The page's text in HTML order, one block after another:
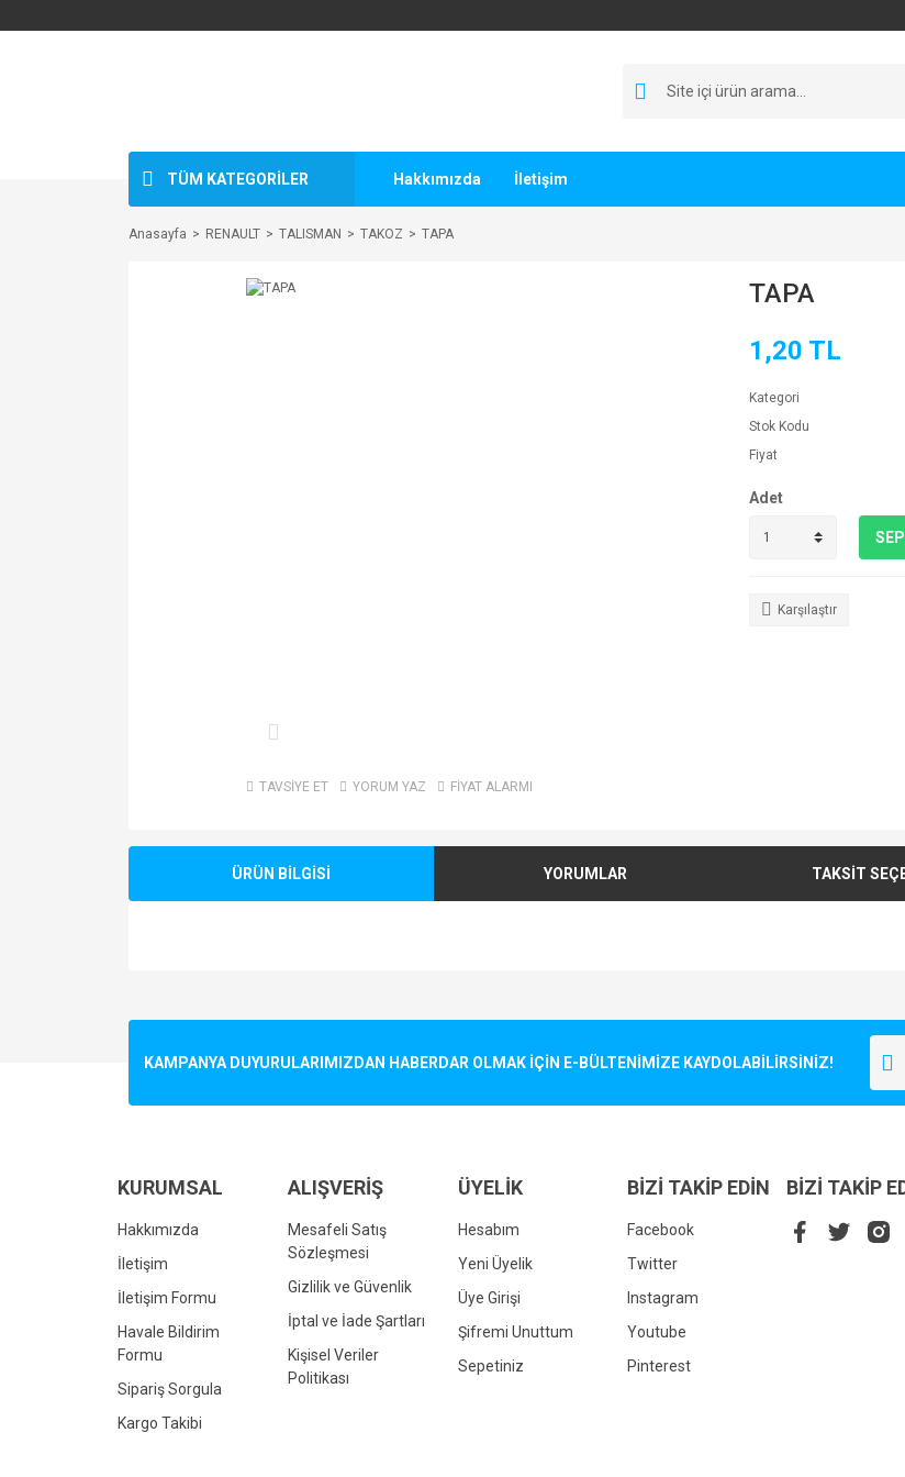
TÜM KATEGORİLER Hakkımızda İletişim
Anasayfa RENAULT TALISMAN TAKOZ TAPA
TAVSİYE ET YORUM YAZ FİYAT ALARMI
TAPA
1,20 TL
Kategori
Stok Kodu
Fiyat
Adet
Karşılaştır
ÜRÜN BİLGİSİ YORUMLAR TAKSİT
Ürün resmi kalitesiz, bozuk veya görüntülenemiyor.
Bu ürüne benzer farklı alternatifler olmalı.
KAMPANYA DUYURULARIMIZDAN HABERDAR OLMAK İÇİN E-BÜLTENİMİZE KAYDOLABİLİRSİNİZ!
KURUMSAL
Hakkımızda
İletişim
İletişim Formu
Havale Bildirim
Formu
Sipariş Sorgula
Kargo Takibi
ALIŞVERİŞ
Mesafeli Satış
Sözleşmesi
Gizlilik ve Güvenlik
İptal ve İade Şartları
Kişisel Veriler
Politikası
ÜYELİK
Hesabım
Yeni Üyelik
Üye Girişi
Şifremi Unuttum
Sepetiniz
BİZİ TAKİP EDİN
Facebook
Twitter
Instagram
Youtube
Pinterest
BİZİ TAKİP